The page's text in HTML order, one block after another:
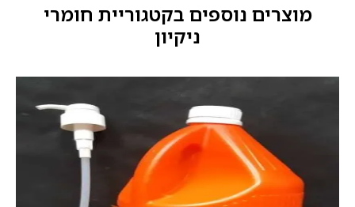
מוצרים נוספים בקטגורייתחומרי
ניקיון